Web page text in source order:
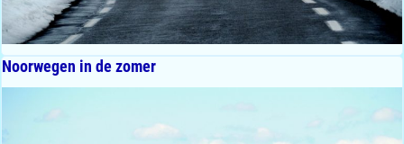
Noorwegen in de zomer